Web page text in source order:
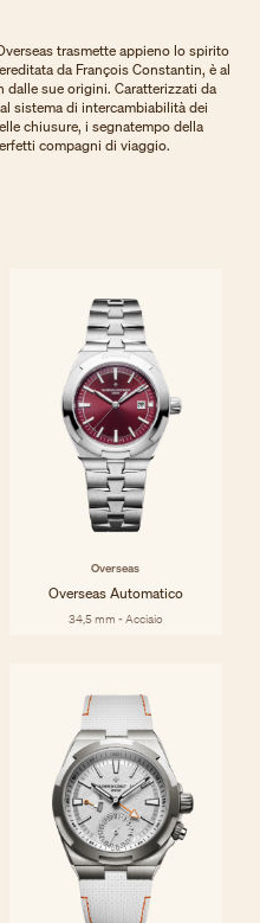
trasmette appieno lo spirito
da François Constantin, è al
sue origini. Caratterizzati da
sistema di intercambiabilità dei
chiusure, i segnatempo della
compagni di viaggio.
Overseas
Overseas Automatico
34,5 mm - Acciaio